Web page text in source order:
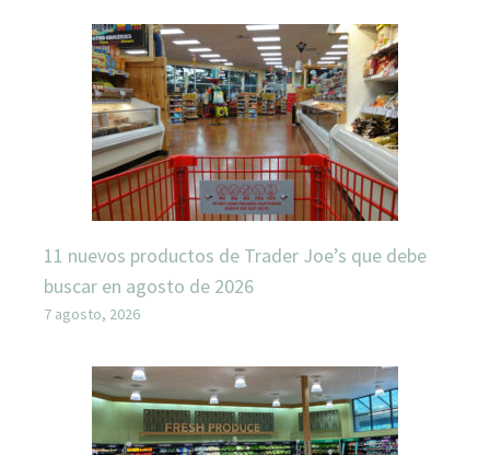
11 nuevos productos de Trader Joe’s que debe
buscar en agosto de 2026
7 agosto, 2026